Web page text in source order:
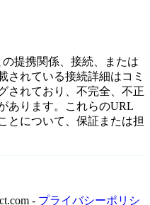
の提携関係、接続、または
されている接続詳細はコミ
されており、不完全、不正
あります。これらのURL
とについて、保証または担
- プライバシーポリシ